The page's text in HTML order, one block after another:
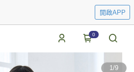
開啟APP
0
1/9